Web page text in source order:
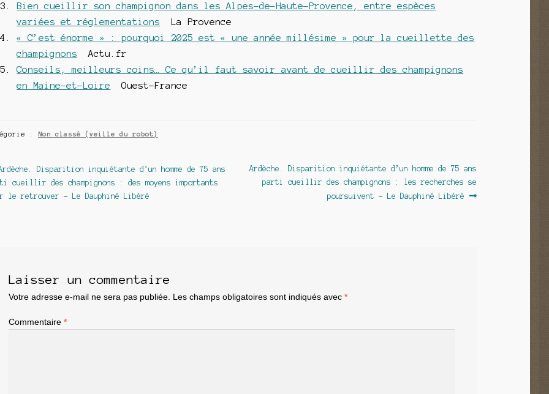
Bien cueillir son champignon dans les Alpes-de-Haute-Provence, entre espèces
variées et réglementations La Provence
« C’est énorme » : pourquoi 2025 est « une année millésime » pour la cueillette des
champignons Actu.fr
Conseils, meilleurs coins… Ce qu’il faut savoir avant de cueillir des champignons
en Maine-et-Loire Ouest-France
: Non classé (veille du robot)
:
Disparition inquiétante d’un homme de 75 ans
cueillir des champignons : des moyens importants
le retrouver – Le Dauphiné Libéré
Article
suivant :
Ardèche. Disparition inquiétante d’un homme de 75 ans
parti cueillir des champignons : les recherches se
poursuivent – Le Dauphiné Libéré
Laisser un commentaire
Votre adresse e-mail ne sera pas publiée. Les champs obligatoires sont indiqués avec *
Commentaire *